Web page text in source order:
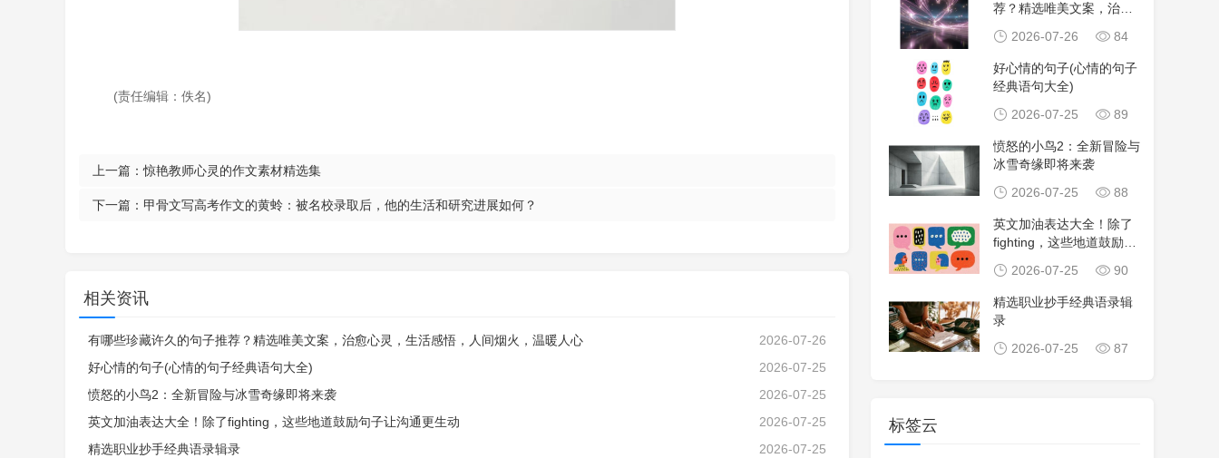
(责任编辑：佚名)
上一篇：惊艳教师心灵的作文素材精选集
下一篇： 甲骨文写高考作文的黄蛉：被名校录取后，他的生活和研究进展如何？
相关资讯
2026-07-26
有哪些珍藏许久的句子推荐？精选唯美文案，治愈心灵，生活感悟，人间烟火，温暖人心
2026-07-25
好心情的句子(心情的句子经典语句大全)
2026-07-25
愤怒的小鸟2：全新冒险与冰雪奇缘即将来袭
2026-07-25
英文加油表达大全！除了fighting，这些地道鼓励句子让沟通更生动
2026-07-25
精选职业抄手经典语录辑录
荐？精选唯美文案，治愈
2026-07-26 84
好心情的句子(心情的句子
经典语句大全)
2026-07-25
89
愤怒的小鸟2：全新冒险与
冰雪奇缘即将来袭
2026-07-25
88
英文加油表达大全！除了
fighting，这些地道鼓励句
2026-07-25 90
精选职业抄手经典语录辑
录
2026-07-25
87
标签云